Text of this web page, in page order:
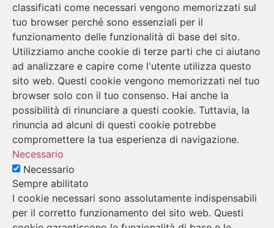
classificati come necessari vengono memorizzati sul
tuo browser perché sono essenziali per il
funzionamento delle funzionalità di base del sito.
Utilizziamo anche cookie di terze parti che ci aiutano
ad analizzare e capire come l'utente utilizza questo
sito web. Questi cookie vengono memorizzati nel tuo
browser solo con il tuo consenso. Hai anche la
possibilità di rinunciare a questi cookie. Tuttavia, la
rinuncia ad alcuni di questi cookie potrebbe
compromettere la tua esperienza di navigazione.
Necessario
Necessario
Sempre abilitato
I cookie necessari sono assolutamente indispensabili
per il corretto funzionamento del sito web. Questi